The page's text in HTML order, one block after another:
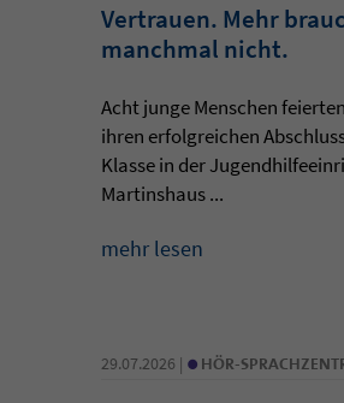
Vertrauen. Mehr
manchmal nicht.
Acht junge Menschen
ihren erfolgreichen
Klasse in der
Martinshaus ...
mehr lesen
29.07.2026 | • HÖR-